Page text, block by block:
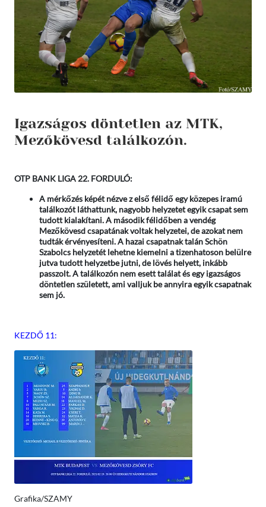
Igazságos döntetlen az MTK,
Mezőkövesd találkozón.
OTP BANK LIGA 22. FORDULÓ:
A mérkőzés képét nézve z első félidő egy közepes iramú
találkozót láthattunk, nagyobb helyzetet egyik csapat sem
tudott kialakítani. A második félidőben a vendég
Mezőkövesd csapatának voltak helyzetei, de azokat nem
tudták érvényesíteni. A hazai csapatnak talán Schön
Szabolcs helyzetét lehetne kiemelni a tizenhatoson belülre
jutva tudott helyzetbe jutni, de lövés helyett, inkább
passzolt. A találkozón nem esett találat és egy igazságos
döntetlen született, ami valljuk be annyira egyik csapatnak
sem jó.
KEZDŐ 11:
Grafika/SZAMY